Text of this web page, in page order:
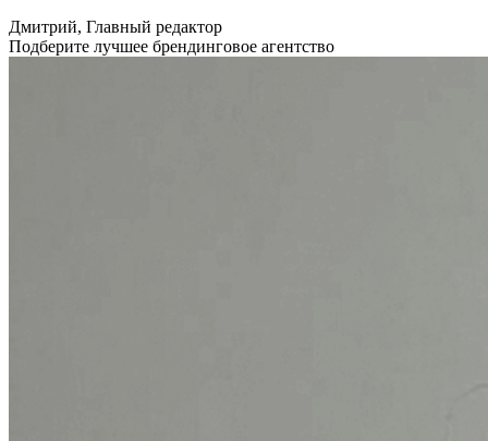
Дмитрий, Главный редактор
Подберите лучшее брендинговое агентство